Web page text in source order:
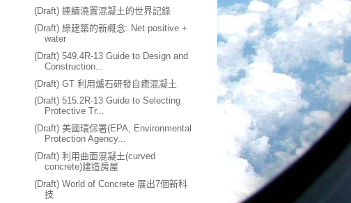
(Draft) 連續澆置混凝土的世界記錄
(Draft) 綠建築的新概念: Net positive +
water
(Draft) 549.4R-13 Guide to Design and
Construction...
(Draft) GT 利用爐石研發自癒混凝土
(Draft) 515.2R-13 Guide to Selecting
Protective Tr...
(Draft) 美國環保署(EPA, Environmental
Protection Agency...
(Draft) 利用曲面混凝土(curved
concrete)建造房屋
(Draft) World of Concrete 展出7個新科
技